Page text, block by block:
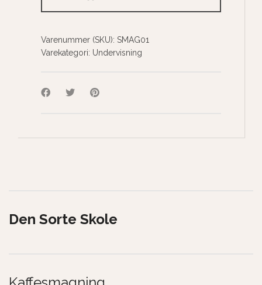
Varenummer (SKU): SMAG01
Varekategori: Undervisning
Den Sorte Skole